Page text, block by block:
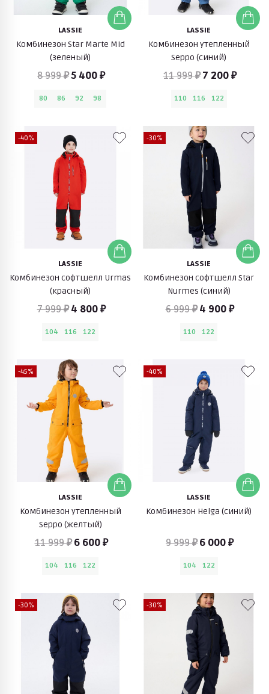
LASSIE
Комбинезон Star Marte Mid
(зеленый)
8 999 ₽5 400 ₽
80 86 92 98
LASSIE
Комбинезон утепленный
Seppo (синий)
11 999 ₽ 7 200 ₽
110 116 122
-40%
LASSIE
Комбинезон софтшелл Urmas
(красный)
7 999 ₽ 4 800 ₽
104 116 122
-30%
LASSIE
Комбинезон софтшелл Star
Nurmes (синий)
6 999 ₽ 4 900 ₽
110 122
-45%
LASSIE
Комбинезон утепленный
Seppo (желтый)
11 999 ₽ 6 600 ₽
104 116 122
-40%
LASSIE
Комбинезон Helga (синий)
9 999 ₽ 6 000 ₽
104 122
-30% -30%